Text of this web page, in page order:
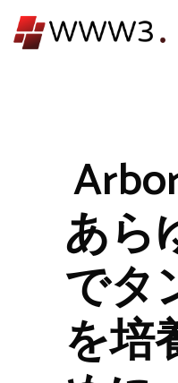
ン
あら
でタ
を培